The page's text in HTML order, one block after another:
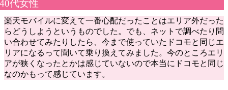
40代女性
楽天モバイルに変えて一番心配だったことはエリア外だった
らどうしようというものでした。でも、ネットで調べたり問
い合わせてみたりしたら、今まで使っていたドコモと同じエ
リアになるって聞いて乗り換えてみました。今のところエリ
アが狭くなったとかは感じていないので本当にドコモと同じ
なのかもって感じています。